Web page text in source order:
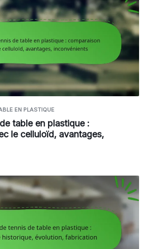
EN PLASTIQUE
table en plastique :
le celluloïd, avantages,